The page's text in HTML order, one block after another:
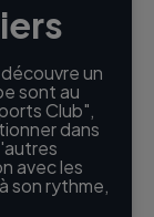
un
sont au
Club",
dans
avec les
son rythme,